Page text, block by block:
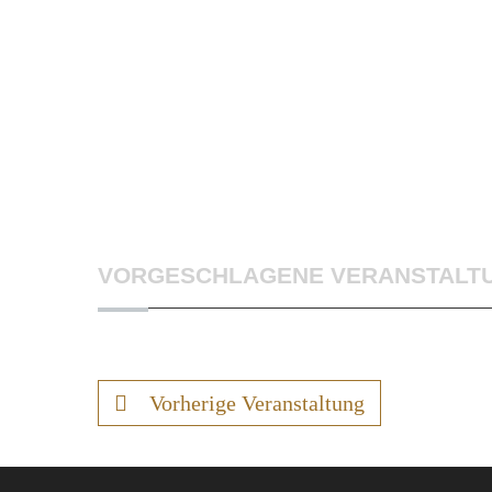
VORGESCHLAGENE
Vorherige Veranstaltung